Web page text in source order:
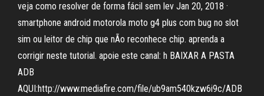
veja como resolver de forma fácil sem lev Jan 20, 2018 ·
smartphone android motorola moto g4 plus com bug no slot
sim ou leitor de chip que nÃo reconhece chip. aprenda a
corrigir neste tutorial. apoie este canal: h BAIXAR A PASTA
ADB
AQUI:http://www.mediafire.com/file/ub9am540kzw6i9c/ADB